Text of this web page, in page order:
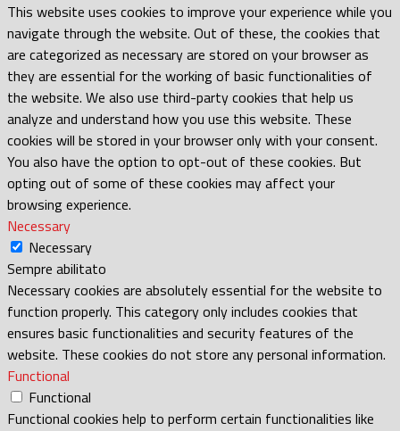
This website uses cookies to improve your experience while you
navigate through the website. Out of these, the cookies that
are categorized as necessary are stored on your browser as
they are essential for the working of basic functionalities of
the website. We also use third-party cookies that help us
analyze and understand how you use this website. These
cookies will be stored in your browser only with your consent.
You also have the option to opt-out of these cookies. But
opting out of some of these cookies may affect your
browsing experience.
Necessary
Necessary
Sempre abilitato
Necessary cookies are absolutely essential for the website to
function properly. This category only includes cookies that
ensures basic functionalities and security features of the
website. These cookies do not store any personal information.
Functional
Functional
Functional cookies help to perform certain functionalities like